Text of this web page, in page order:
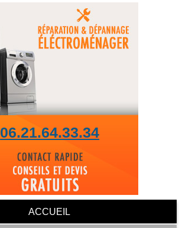
06.21.64.33.34
ACCUEIL